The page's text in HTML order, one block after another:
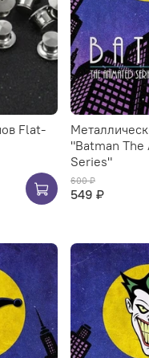
Flat-
"Batman The
Series"
600 ₽
549 ₽